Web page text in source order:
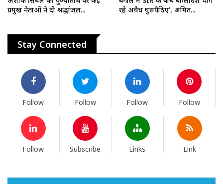
प्रमुख नेताओं ने दी श्रद्धांजल...
रहे अवैध घुसपैठिए’, अमित...
Stay Connected
Follow Follow Follow Follow
Follow Subscribe Links Link